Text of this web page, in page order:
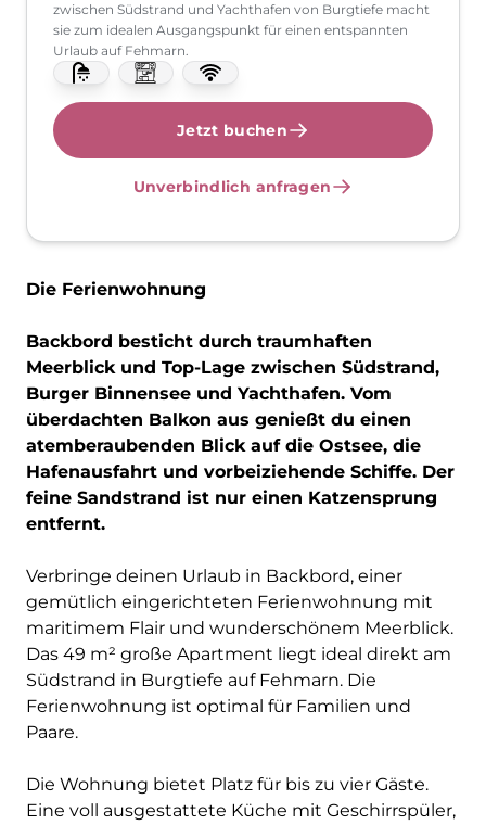
Die Ferienwohnung
Backbord besticht durch traumhaften
Meerblick und Top-Lage zwischen Südstrand,
Burger Binnensee und Yachthafen. Vom
überdachten Balkon aus genießt du einen
atemberaubenden Blick auf die Ostsee, die
Hafenausfahrt und vorbeiziehende Schiffe. Der
feine Sandstrand ist nur einen Katzensprung
entfernt.
Verbringe deinen Urlaub in Backbord, einer
gemütlich eingerichteten Ferienwohnung mit
maritimem Flair und wunderschönem Meerblick.
Das 49 m² große Apartment liegt ideal direkt am
Südstrand in Burgtiefe auf Fehmarn. Die
Ferienwohnung ist optimal für Familien und
Paare.
Die Wohnung bietet Platz für bis zu vier Gäste.
Eine voll ausgestattete Küche mit Geschirrspüler,
zwischen Südstrand und Yachthafen von Burgtiefe macht
sie zum idealen Ausgangspunkt für einen entspannten
Urlaub auf Fehmarn.
Jetzt buchen
Unverbindlich anfragen